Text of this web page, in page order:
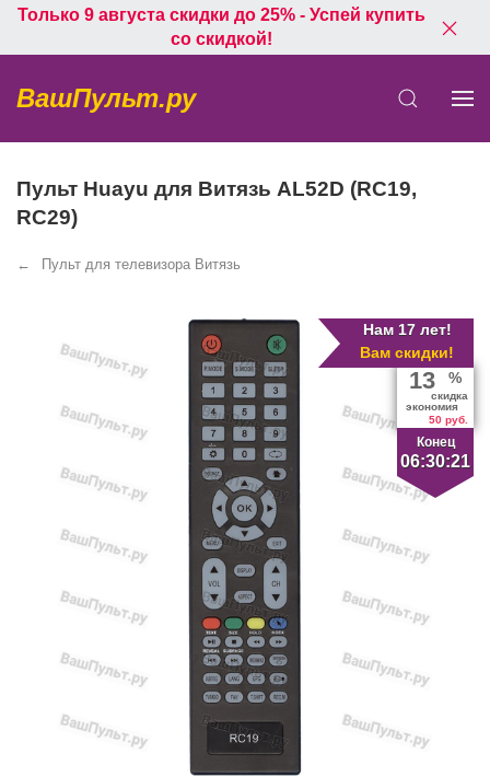
Только 9 августа скидки до 25% - Успей купить
со скидкой!
ВашПульт.ру
Пульт Huayu для Витязь AL52D (RC19,
RC29)
Пульт для телевизора Витязь
Нам 17 лет!
Вам скидки!
Конец
06:30:20
13 %
скидка
экономия
50 руб.